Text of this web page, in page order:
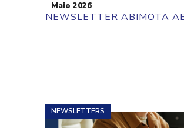
Maio 2026
NEWSLETTER ABIMOTA
NEWSLETTERS